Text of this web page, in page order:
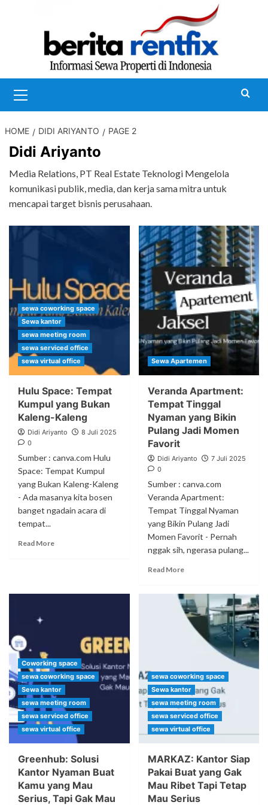
Menu
HOME DIDI ARIYANTO PAGE 2
Didi Ariyanto
Media Relations, PT Real Estate Teknologi Mengelola
komunikasi publik, media, dan kerja sama mitra untuk
mencapai target bisnis perusahaan.
sewa coworking space
Sewa kantor
sewa meeting room
sewa serviced office
sewa virtual office
Hulu Space: Tempat
Kumpul yang Bukan
Kaleng-Kaleng
Didi Ariyanto
8 Juli 2025
0
Sumber : canva.com Hulu
Space: Tempat Kumpul
yang Bukan Kaleng-Kaleng
- Ada masanya kita bosen
banget ngadain acara di
tempat...
Read More
Sewa Apartemen
Veranda Apartment:
Tempat Tinggal
Nyaman yang Bikin
Pulang Jadi Momen
Favorit
Didi Ariyanto
7 Juli 2025
0
Sumber : canva.com
Veranda Apartment:
Tempat Tinggal Nyaman
yang Bikin Pulang Jadi
Momen Favorit - Pernah
nggak sih, ngerasa pulang...
Read More
Coworking space
sewa coworking space
Sewa kantor
sewa meeting room
sewa serviced office
sewa virtual office
Greenhub: Solusi
Kantor Nyaman Buat
Kamu yang Mau
Serius, Tapi Gak Mau
sewa coworking space
Sewa kantor
sewa meeting room
sewa serviced office
sewa virtual office
MARKAZ: Kantor Siap
Pakai Buat yang Gak
Mau Ribet Tapi Tetap
Mau Serius